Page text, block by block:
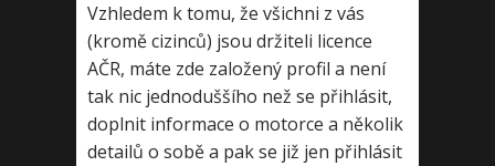
Vzhledem k tomu, že všichni z vás
(kromě cizinců) jsou držiteli licence
AČR, máte zde založený profil a není
tak nic jednoduššího než se přihlásit,
doplnit informace o motorce a několik
detailů o sobě a pak se již jen přihlásit